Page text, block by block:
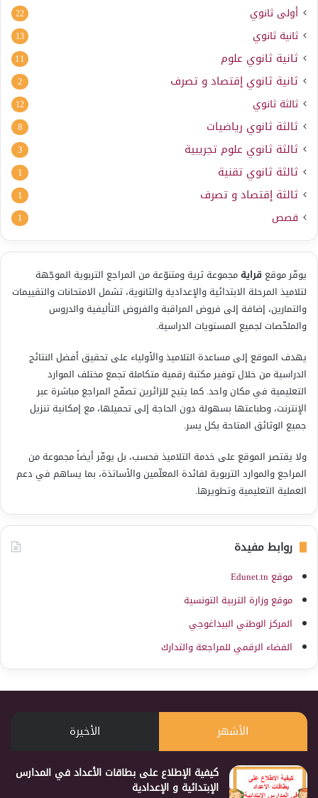
أولى ثانوي 22
ثانية ثانوي 13
ثانية ثانوي علوم 11
ثانية ثانوي إقتصاد و تصرف 2
ثالثة ثانوي 12
ثالثة ثانوي رياضيات 8
ثالثة ثانوي علوم تجريبية 3
ثالثة ثانوي تقنية 1
ثالثة إقتصاد و تصرف 1
قصص 1
يوفّر موقع قرايةمجموعة ثرية ومتنوّعة من المراجع التربوية الموجّهة
لتلاميذ المرحلة الابتدائية والإعدادية والثانوية، تشمل الامتحانات والتقييمات
والتمارين، إضافة إلى فروض المراقبة والفروض التأليفية والدروس
والملخّصات لجميع المستويات الدراسية.
يهدف الموقع إلى مساعدة التلاميذ والأولياء على تحقيق أفضل النتائج
الدراسية من خلال توفير مكتبة رقمية متكاملة تجمع مختلف الموارد
التعليمية في مكان واحد. كما يتيح للزائرين تصفّح المراجع مباشرة عبر
الإنترنت، وطباعتها بسهولة دون الحاجة إلى تحميلها، مع إمكانية تنزيل
جميع الوثائق المتاحة بكل يسر.
ولا يقتصر الموقع على خدمة التلاميذ فحسب، بل يوفّر أيضاً مجموعة من
المراجع والموارد التربوية لفائدة المعلّمين والأساتذة، بما يساهم في دعم
العملية التعليمية وتطويرها.
روابط مفيدة
موقع Edunet.tn
موقع وزارة التربية التونسية
المركز الوطني البيداغوجي
الفضاء الرقمي للمراجعة والتدارك
الأشهر الأخيرة
كيفية الإطلاع على بطاقات الأعداد في المدارس
الإبتدائية و الإعدادية